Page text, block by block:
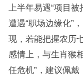
上半年易遇“项目
遭遇“职场边缘化”
现，若能把握农历
感情上，与生肖猴
任危机”，建议佩戴